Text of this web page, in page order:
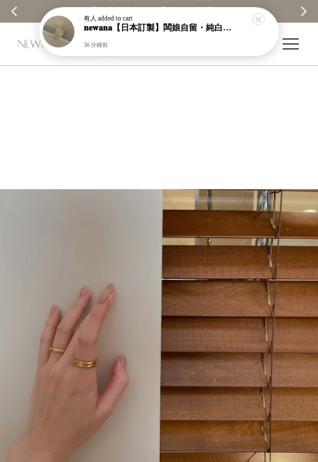
有人 added to cart
𝐧𝐞𝐰𝐚𝐧𝐚【日本訂製】闆娘自留・純白銀昭和織紋手鐲｜925純銀｜現貨＋預購【n949】
36 分鐘前